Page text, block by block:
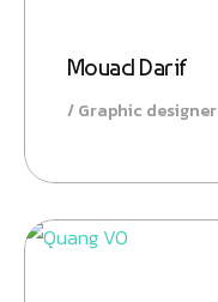
Mouad Darif
Graphic designer